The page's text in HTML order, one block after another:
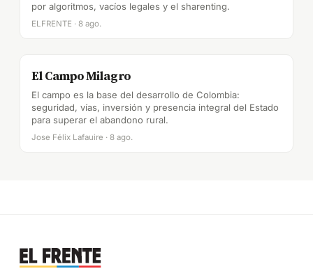
por algoritmos, vacíos legales y el sharenting.
ELFRENTE · 8 ago.
El Campo Milagro
El campo es la base del desarrollo de Colombia:
seguridad, vías, inversión y presencia integral del Estado
para superar el abandono rural.
Jose Félix Lafauire · 8 ago.